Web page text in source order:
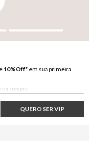
10%Off* em sua primeira
QUERO SER VIP